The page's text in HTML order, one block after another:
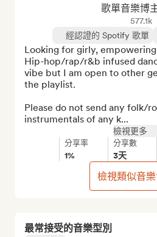
最常接受的音樂型別
歌單音樂博
577.1k
經認證的 Spotify 歌單
Looking for girly,
Hip-hop/rap/r&b infused
vibe but I am open to other
the playlist.
Please do not send any folk/
instrumentals of any k...
檢視更多
分享率
1%
分享數
3天
檢視類似音